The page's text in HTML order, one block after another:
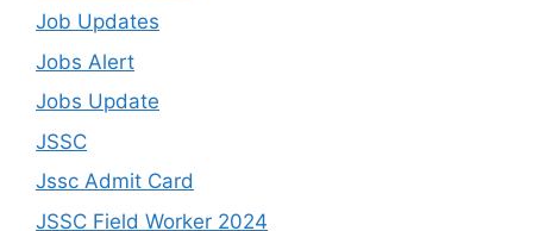
Job Updates
Jobs Alert
Jobs Update
JSSC
Jssc Admit Card
JSSC Field Worker 2024